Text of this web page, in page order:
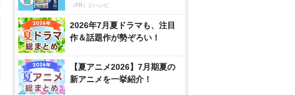
（PR）ジハンピ
2026年7月夏ドラマも、注目
作＆話題作が勢ぞろい！
【夏アニメ2026】7月期夏の
新アニメを一挙紹介！